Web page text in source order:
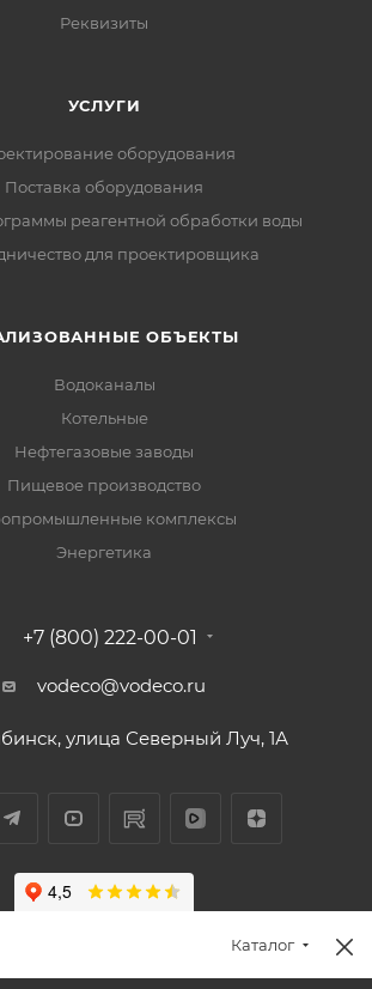
Реквизиты
УСЛУГИ
оборудования
Поставка оборудования
реагентной обработки воды
для проектировщика
ОБЪЕКТЫ
Водоканалы
Котельные
Нефтегазовые заводы
Пищевое производство
комплексы
Энергетика
+7 (800) 222-00-01
vodeco@vodeco.ru
улица Северный Луч, 1А
Каталог